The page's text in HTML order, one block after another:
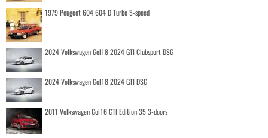
1979 Peugeot 604 604 D Turbo 5-speed
2024 Volkswagen Golf 8 2024 GTI Clubsport DSG
2024 Volkswagen Golf 8 2024 GTI DSG
2011 Volkswagen Golf 6 GTI Edition 35 3-doors